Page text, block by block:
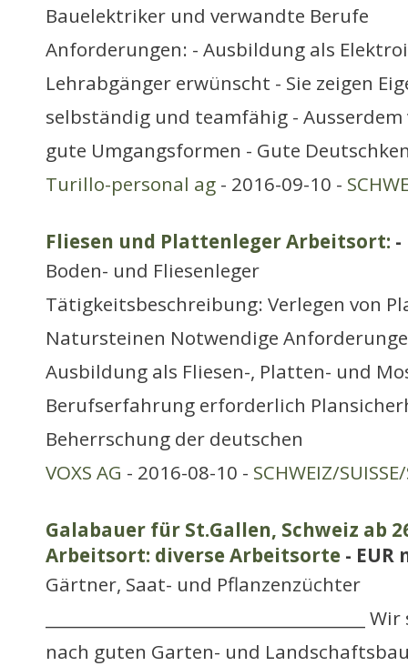
Bauelektriker und verwandte Berufe
Anforderungen: - Ausbildung als
Lehrabgänger erwünscht - Sie zeigen
selbständig und teamfähig -
gute Umgangsformen - Gute
Turillo-personal ag - 2016-09-10 -
Fliesen und Plattenleger Arbeitsort: -
Boden- und Fliesenleger
Tätigkeitsbeschreibung: Verlegen von
Natursteinen Notwendige
Ausbildung als Fliesen-, Platten- und
Berufserfahrung erforderlich
Beherrschung der deutschen
VOXS AG - 2016-08-10 - SCHWEIZ/
Galabauer für St.Gallen, Schweiz ab
Arbeitsort: diverse Arbeitsorte -
Gärtner, Saat- und Pflanzenzüchter
nach guten Garten- und